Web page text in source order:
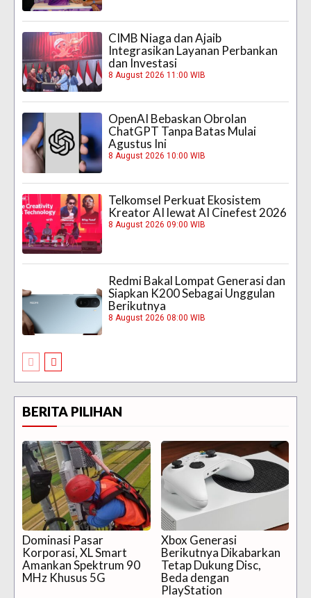
CIMB Niaga dan Ajaib
Integrasikan Layanan Perbankan
dan Investasi
8 August 2026 11:00 WIB
OpenAI Bebaskan Obrolan
ChatGPT Tanpa Batas Mulai
Agustus Ini
8 August 2026 10:00 WIB
Telkomsel Perkuat Ekosistem
Kreator AI lewat AI Cinefest 2026
8 August 2026 09:00 WIB
Redmi Bakal Lompat Generasi dan
Siapkan K200 Sebagai Unggulan
Berikutnya
8 August 2026 08:00 WIB
BERITA PILIHAN
Dominasi Pasar
Korporasi, XL Smart
Amankan Spektrum 90
MHz Khusus 5G
Xbox Generasi
Berikutnya Dikabarkan
Tetap Dukung Disc,
Beda dengan
PlayStation